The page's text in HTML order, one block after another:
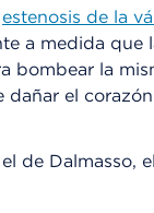
estenosis de la
a medida que
bombear la
dañar el
de Dalmasso,